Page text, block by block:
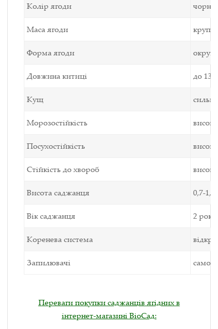
Колір ягоди
Маса ягоди
Форма ягоди
Довжина китиці до
Кущ
Морозостійкість висока
Посухостійкість висока
Стійкість до хвороб висока
Висота саджанця 0,7-
Вік саджанця 2 роки
Коренева система
Запилювачі
Переваги покупки саджанців ягідних в
інтернет-магазині ВіоСад: